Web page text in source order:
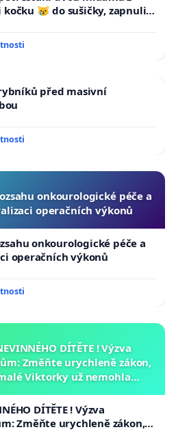
😿 do sušičky, zapnuli ji
před masivní
onkourologické péče a
operačních výkonů
onkourologické péče a
operačních výkonů
DÍTĚTE ! Výzva
Změňte urychleně zákon,
Viktorky už nemohla
DÍTĚTE ! Výzva
Změňte urychleně zákon,